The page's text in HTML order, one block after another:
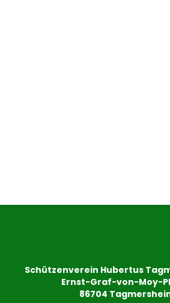
Schützenverein Hubertus
Ernst-Graf-von-Moy-
86704